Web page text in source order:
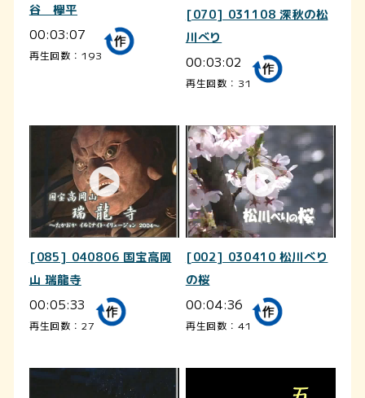
谷 欅平
00:03:07
再生回数：193
[070] 031108 深秋の松
川べり
00:03:02
再生回数：31
[085] 040806 国宝高岡
山 瑞龍寺
00:05:33
再生回数：27
[002] 030410 松川べり
の桜
00:04:36
再生回数：41